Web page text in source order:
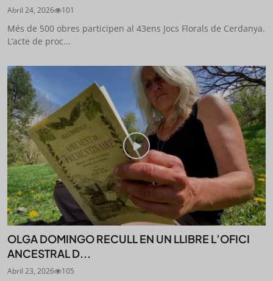
Abril 24, 2026 101
Més de 500 obres participen al 43ens Jocs Florals de Cerdanya.
L’acte de proc...
OLGA DOMINGO RECULL EN UN LLIBRE L’OFICI
ANCESTRAL D...
Abril 23, 2026 105